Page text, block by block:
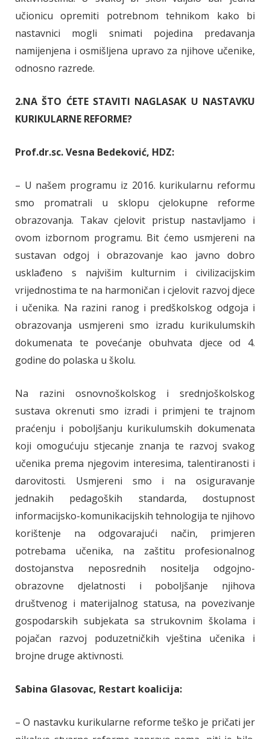
učionicu opremiti potrebnom tehnikom kako bi
nastavnici mogli snimati pojedina predavanja
namijenjena i osmišljena upravo za njihove učenike,
odnosno razrede.
2.NA ŠTO ĆETE STAVITI NAGLASAK U NASTAVKU
KURIKULARNE REFORME?
Prof.dr.sc. Vesna Bedeković, HDZ:
– U našem programu iz 2016. kurikularnu reformu
smo promatrali u sklopu cjelokupne reforme
obrazovanja. Takav cjelovit pristup nastavljamo i
ovom izbornom programu. Bit ćemo usmjereni na
sustavan odgoj i obrazovanje kao javno dobro
usklađeno s najvišim kulturnim i civilizacijskim
vrijednostima te na harmoničan i cjelovit razvoj djece
i učenika. Na razini ranog i predškolskog odgoja i
obrazovanja usmjereni smo izradu kurikulumskih
dokumenata te povećanje obuhvata djece od 4.
godine do polaska u školu.
Na razini osnovnoškolskog i srednjoškolskog
sustava okrenuti smo izradi i primjeni te trajnom
praćenju i poboljšanju kurikulumskih dokumenata
koji omogućuju stjecanje znanja te razvoj svakog
učenika prema njegovim interesima, talentiranosti i
darovitosti. Usmjereni smo i na osiguravanje
jednakih pedagoških standarda, dostupnost
informacijsko-komunikacijskih tehnologija te njihovo
korištenje na odgovarajući način, primjeren
potrebama učenika, na zaštitu profesionalnog
dostojanstva neposrednih nositelja odgojno-
obrazovne djelatnosti i poboljšanje njihova
društvenog i materijalnog statusa, na povezivanje
gospodarskih subjekata sa strukovnim školama i
pojačan razvoj poduzetničkih vještina učenika i
brojne druge aktivnosti.
Sabina Glasovac, Restart koalicija:
– O nastavku kurikularne reforme teško je pričati jer